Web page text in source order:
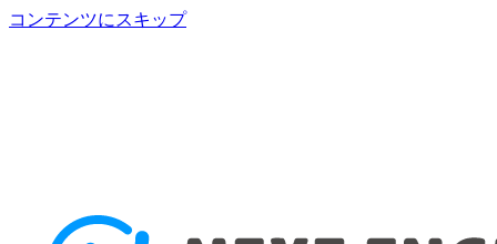
コンテンツにスキップ